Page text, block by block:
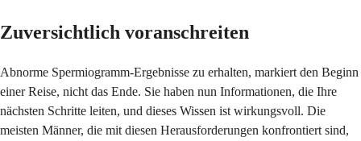
Zuversichtlich voranschreiten
Abnorme Spermiogramm-Ergebnisse zu erhalten, markiert den Beginn
einer Reise, nicht das Ende. Sie haben nun Informationen, die Ihre
nächsten Schritte leiten, und dieses Wissen ist wirkungsvoll. Die
meisten Männer, die mit diesen Herausforderungen konfrontiert sind,